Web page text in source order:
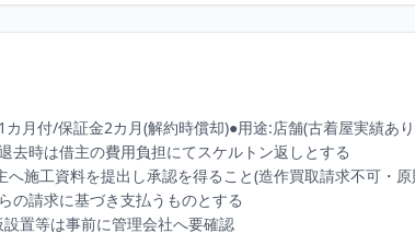
月付/保証金2カ月(解約時償却)●用途:店舗(古着屋実績あ
時は借主の費用負担にてスケルトン返しとする
施工資料を提出し承認を得ること(造作買取請求不可・